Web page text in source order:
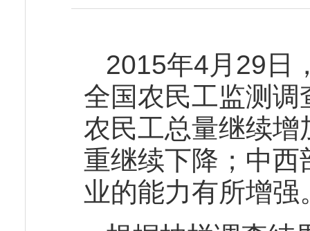
2015年4月29日
全国农民工监测
农民工总量继续
重继续下降；中
业的能力有所增强